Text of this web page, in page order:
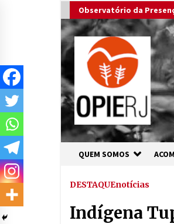
to
content
Observatório da
QUEM SOMOS
DESTAQUEnotícias
Indígena